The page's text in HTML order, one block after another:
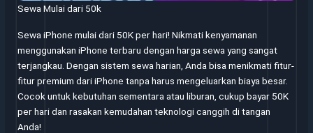
Sewa Mulai dari 50k
Sewa iPhone mulai dari 50K per hari! Nikmati kenyamanan
menggunakan iPhone terbaru dengan harga sewa yang sangat
terjangkau. Dengan sistem sewa harian, Anda bisa menikmati fitur-
fitur premium dari iPhone tanpa harus mengeluarkan biaya besar.
Cocok untuk kebutuhan sementara atau liburan, cukup bayar 50K
per hari dan rasakan kemudahan teknologi canggih di tangan
Anda!